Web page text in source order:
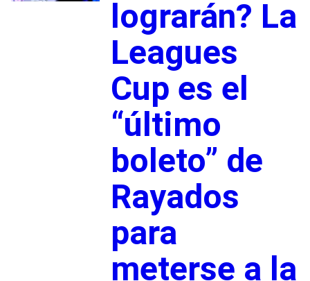
lograrán? La
Leagues
Cup es el
“último
boleto” de
Rayados
para
meterse a la